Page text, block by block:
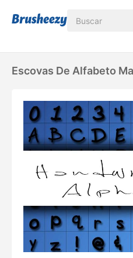
Escovas De Alfabeto